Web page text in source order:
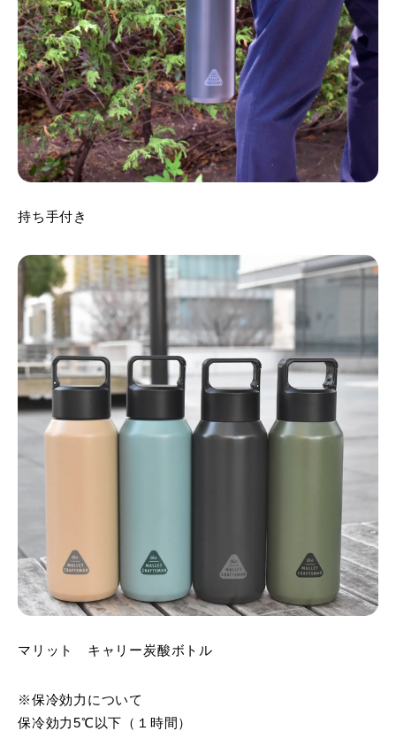
持ち手付き
マリット キャリー炭酸ボトル
※保冷効力について
保冷効力5℃以下（１時間）